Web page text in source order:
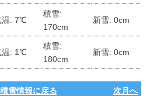
温: 7℃
積雪:
170cm
新雪: 0cm
温: 1℃
積雪:
180cm
新雪: 0cm
雪情報に戻る 次月へ